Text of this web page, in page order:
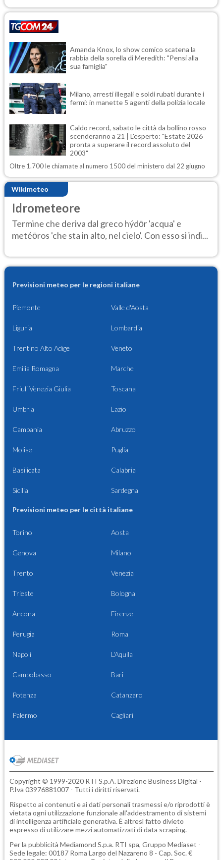
Amanda Knox, lo show comico scatena la
rabbia della sorella di Meredith: "Pensi alla
sua famiglia"
Milano, arresti illegali e soldi rubati durante i
fermi: in manette 5 agenti della polizia locale
Caldo record, sabato le città da bollino rosso
scenderanno a 21 | L'esperto: "Estate 2026
pronta a superare il record assoluto del
2003"
Oltre 1.700 le chiamate al numero 1500 del ministero dal 22 giugno
Wikimeteo
Idrometeore
Termine che deriva dal greco hýdōr 'acqua' e
metéōros 'che sta in alto, nel cielo'. Con esso si indi...
Previsioni meteo per le regioni italiane
Piemonte Valle d'Aosta
Liguria Lombardia
Trentino Alto Adige Veneto
Emilia Romagna Marche
Friuli Venezia Giulia Toscana
Umbria Lazio
Campania Abruzzo
Molise Puglia
Basilicata Calabria
Sicilia Sardegna
Previsioni meteo per le città italiane
Torino Aosta
Genova Milano
Trento Venezia
Trieste Bologna
Ancona Firenze
Perugia Roma
Napoli L'Aquila
Campobasso Bari
Potenza Catanzaro
Palermo Cagliari
Copyright © 1999-2020 RTI S.p.A. Direzione Business Digital -
P.Iva 03976881007 - Tutti i diritti riservati.
Rispetto ai contenuti e ai dati personali trasmessi e/o riprodotti è
vietata ogni utilizzazione funzionale all'addestramento di sistemi
di intelligenza artificiale generativa. È altresì fatto divieto
espresso di utilizzare mezzi automatizzati di data scraping.
Per la pubblicità Mediamond S.p.a. RTI spa, Gruppo Mediaset -
Sede legale: 00187 Roma Largo del Nazareno 8 - Cap. Soc. €